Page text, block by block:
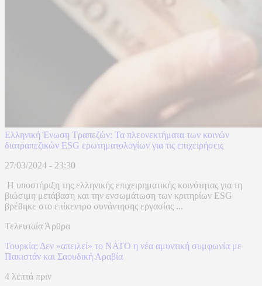
Ελληνική Ένωση Τραπεζών: Τα πλεονεκτήματα των κοινών
διατραπεζικών ESG ερωτηματολογίων για τις επιχειρήσεις
27/03/2024 - 23:30
H υποστήριξη της ελληνικής επιχειρηματικής κοινότητας για τη
βιώσιμη μετάβαση και την ενσωμάτωση των κριτηρίων ESG
βρέθηκε στο επίκεντρο συνάντησης εργασίας ...
Τελευταία Άρθρα
Τουρκία: Δεν «απειλεί» το ΝΑΤΟ η νέα αμυντική συμφωνία με
Πακιστάν και Σαουδική Αραβία
4 λεπτά πριν